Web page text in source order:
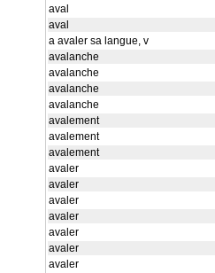
aval
aval
a avaler sa langue, v
avalanche
avalanche
avalanche
avalanche
avalement
avalement
avalement
avaler
avaler
avaler
avaler
avaler
avaler
avaler